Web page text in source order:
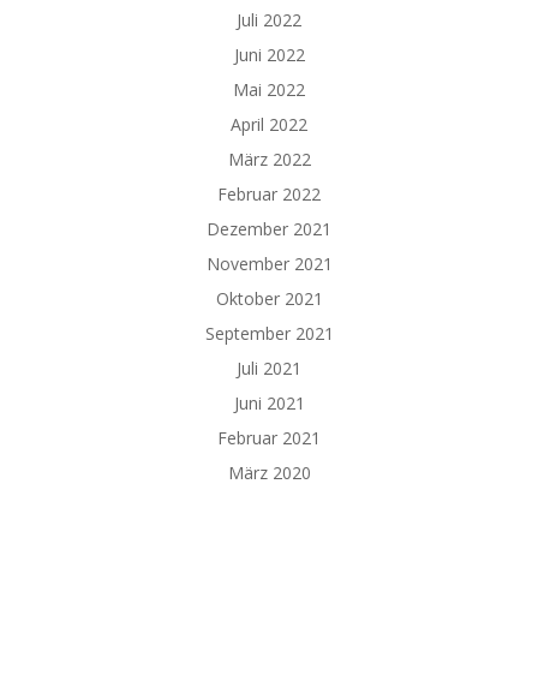
Juli 2022
Juni 2022
Mai 2022
April 2022
März 2022
Februar 2022
Dezember 2021
November 2021
Oktober 2021
September 2021
Juli 2021
Juni 2021
Februar 2021
März 2020